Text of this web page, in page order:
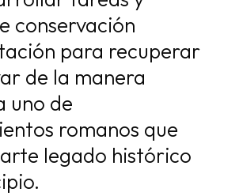
conservación
para recuperar
de la manera
uno de
romanos que
legado histórico